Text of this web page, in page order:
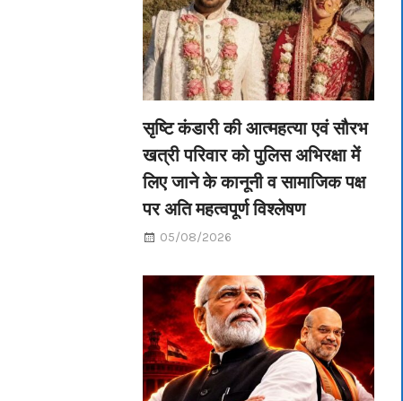
सृष्टि कंडारी की आत्महत्या एवं सौरभ
खत्री परिवार को पुलिस अभिरक्षा में
लिए जाने के कानूनी व सामाजिक पक्ष
पर अति महत्वपूर्ण विश्लेषण
05/08/2026